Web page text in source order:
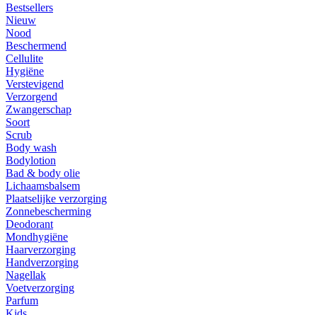
Bestsellers
Nieuw
Nood
Beschermend
Cellulite
Hygiëne
Verstevigend
Verzorgend
Zwangerschap
Soort
Scrub
Body wash
Bodylotion
Bad & body olie
Lichaamsbalsem
Plaatselijke verzorging
Zonnebescherming
Deodorant
Mondhygiëne
Haarverzorging
Handverzorging
Nagellak
Voetverzorging
Parfum